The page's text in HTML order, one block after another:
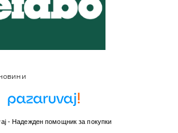
- Надежден помощник за покупки